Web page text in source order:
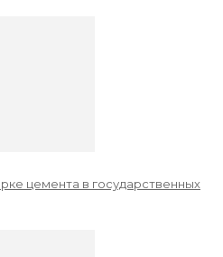
цемента в государственных